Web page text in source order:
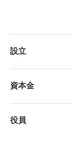
設立
資本金
役員